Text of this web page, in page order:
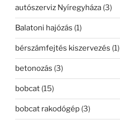
autószerviz Nyíregyháza (3)
Balatoni hajózás (1)
bérszámfejtés kiszervezés (1)
betonozás (3)
bobcat (15)
bobcat rakodógép (3)